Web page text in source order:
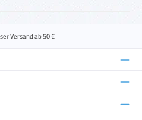
Versand ab 50 €